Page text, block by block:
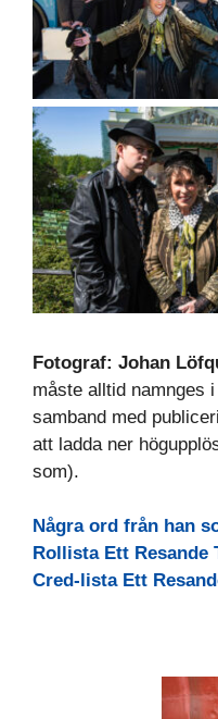
Fotograf: Johan
måste alltid namnges i
samband med
att ladda ner
som).
Några ord från han
Rollista Ett Resande
Cred-lista Ett